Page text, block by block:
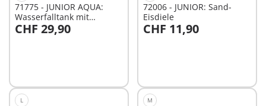
71775 - JUNIOR AQUA:
Wasserfalltank mit
Rutsche
CHF 29,90
In den Warenkorb
72006 - JUNIOR: Sand-
Eisdiele
CHF 11,90
In den Warenkorb
L M